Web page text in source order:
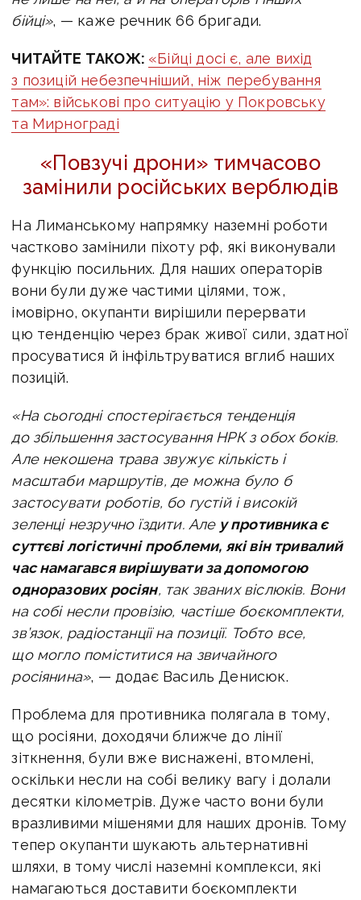
бійці», — каже речник 66 бригади.
ЧИТАЙТЕ ТАКОЖ: «Бійці досі є, але вихід
з позицій небезпечніший, ніж перебування
там»: військові про ситуацію у Покровську
та Мирнограді
«Повзучі дрони» тимчасово
замінили російських верблюдів
На Лиманському напрямку наземні роботи
частково замінили піхоту рф, які виконували
функцію посильних. Для наших операторів
вони були дуже частими цілями, тож,
імовірно, окупанти вирішили перервати
цю тенденцію через брак живої сили, здатної
просуватися й інфільтруватися вглиб наших
позицій.
«На сьогодні спостерігається тенденція
до збільшення застосування НРК з обох боків.
Але некошена трава звужує кількість і
масштаби маршрутів, де можна було б
застосувати роботів, бо густій і високій
зеленці незручно їздити. Алеу противника є
суттєві логістичні проблеми, які він тривалий
час намагався вирішувати за допомогою
одноразових росіян, так званих віслюків. Вони
на собі несли провізію, частіше боєкомплекти,
зв’язок, радіостанції на позиції. Тобто все,
що могло поміститися на звичайного
росіянина», — додає Василь Денисюк.
Проблема для противника полягала в тому,
що росіяни, доходячи ближче до лінії
зіткнення, були вже виснажені, втомлені,
оскільки несли на собі велику вагу і долали
десятки кілометрів. Дуже часто вони були
вразливими мішенями для наших дронів. Тому
тепер окупанти шукають альтернативні
шляхи, в тому числі наземні комплекси, які
намагаються доставити боєкомплекти